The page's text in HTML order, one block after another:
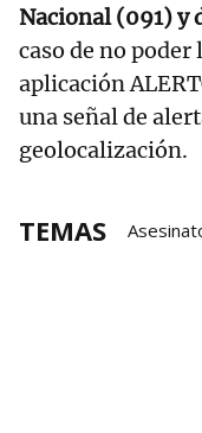
Nacional (091) y
caso de no
aplicación
una señal de
geolocalización.
TEMAS